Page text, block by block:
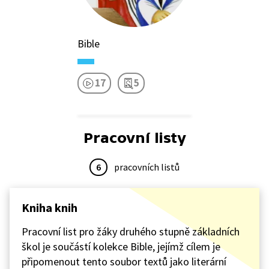
Bible
17 5
Pracovní listy
6 pracovních listů
Kniha knih
Pracovní list pro žáky druhého stupně základních
škol je součástí kolekce Bible, jejímž cílem je
připomenout tento soubor textů jako literární